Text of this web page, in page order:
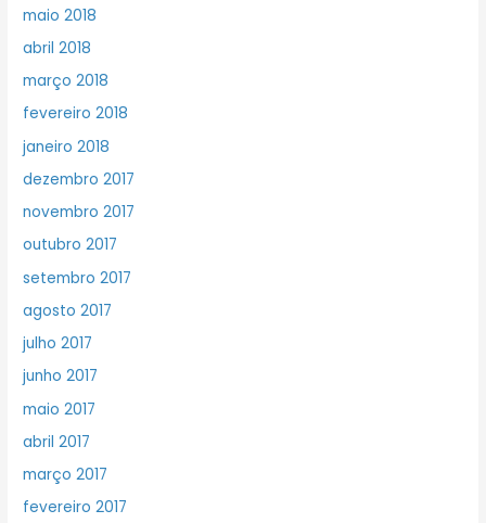
maio 2018
abril 2018
março 2018
fevereiro 2018
janeiro 2018
dezembro 2017
novembro 2017
outubro 2017
setembro 2017
agosto 2017
julho 2017
junho 2017
maio 2017
abril 2017
março 2017
fevereiro 2017